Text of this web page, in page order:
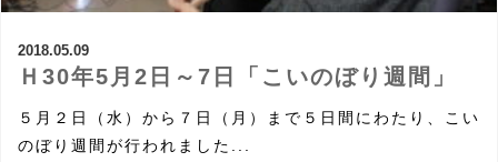
2018.05.09
Ｈ30年5月2日～7日「こいのぼり週間」
５月２日（水）から７日（月）まで５日間にわたり、こい
のぼり週間が行われました...